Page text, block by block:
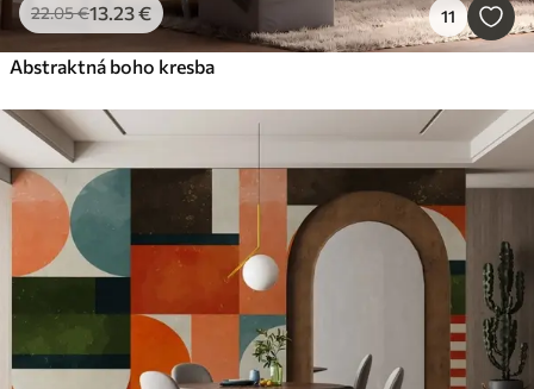
22.05€13.23€ 11
Abstraktná boho kresba